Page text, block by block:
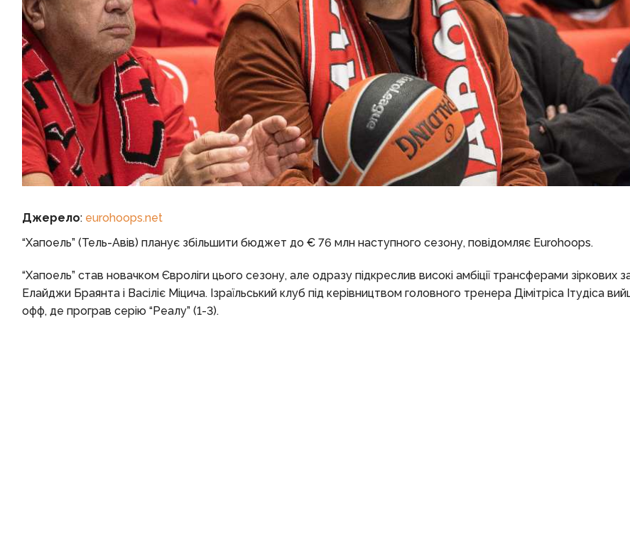
Джерело: eurohoops.net
“Хапоель” (Тель-Авів) планує збільшити бюджет до € 76 млн наступного сезону, повідомляє Eurohoops.
“Хапоель” став новачком Євроліги цього сезону, але одразу підкреслив високі амбіції трансферами зіркових
Елайджи Браянта і Васіліє Міцича. Ізраїльський клуб під керівництвом головного тренера Дімітріса Ітудіса
офф, де програв серію “Реалу” (1-3).